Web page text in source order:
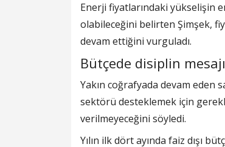
Enerji fiyatlarındaki yükselişin
olabileceğini belirten Şimşek,
devam ettiğini vurguladı.
Bütçede disiplin mesajı
Yakın coğrafyada devam eden
sektörü desteklemek için gerekli
verilmeyeceğini söyledi.
Yılın ilk dört ayında faiz dışı